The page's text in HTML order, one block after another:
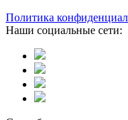
Политика
Наши социальные сети: